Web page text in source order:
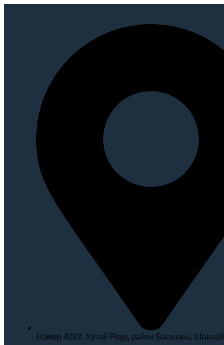
Номер 4292, Хутай Роуд, район Баошань, Шанхай